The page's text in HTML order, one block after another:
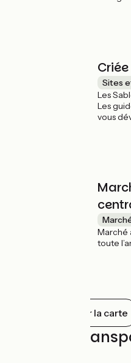
Sites
Les
Les
vous
Marché
toute
Tout afficher sur la carte
Trains et